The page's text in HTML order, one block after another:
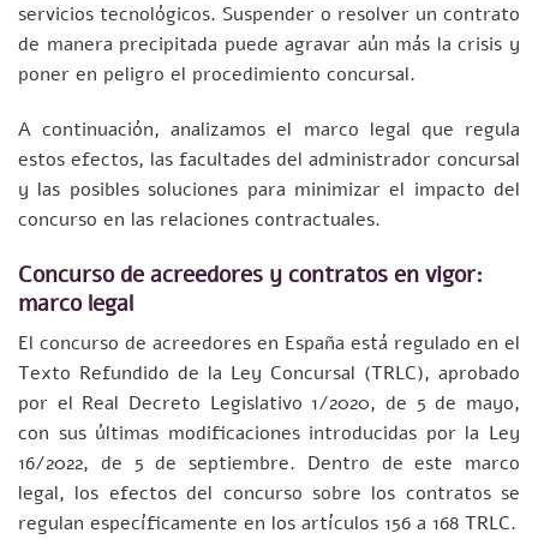
servicios tecnológicos. Suspender o resolver un contrato
de manera precipitada puede agravar aún más la crisis y
poner en peligro el procedimiento concursal.
A continuación, analizamos el marco legal que regula
estos efectos, las facultades del administrador concursal
y las posibles soluciones para minimizar el impacto del
concurso en las relaciones contractuales.
Concurso de acreedores y contratos en vigor:
marco legal
El concurso de acreedores en España está regulado en el
Texto Refundido de la Ley Concursal (TRLC), aprobado
por el Real Decreto Legislativo 1/2020, de 5 de mayo,
con sus últimas modificaciones introducidas por la Ley
16/2022, de 5 de septiembre. Dentro de este marco
legal, los efectos del concurso sobre los contratos se
regulan específicamente en los artículos 156 a 168 TRLC.